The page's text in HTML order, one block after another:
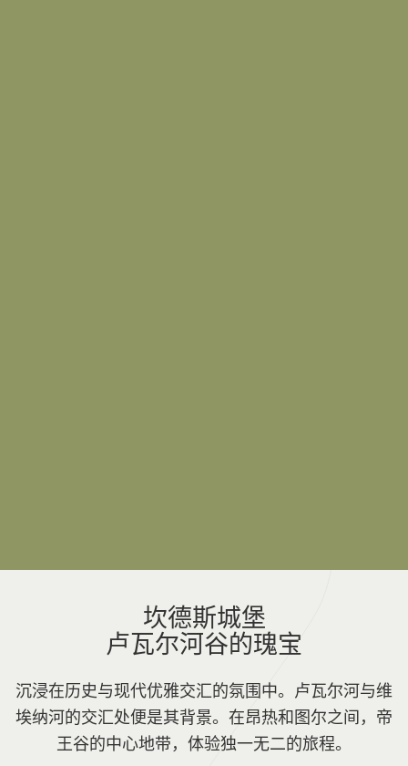
坎德斯城堡
卢瓦尔河谷的瑰宝
沉浸在历史与现代优雅交汇的氛围中。卢瓦尔河与维
埃纳河的交汇处便是其背景。在昂热和图尔之间，帝
王谷的中心地带，体验独一无二的旅程。